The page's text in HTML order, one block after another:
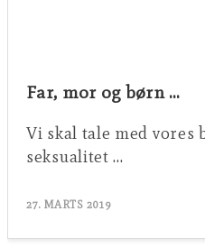
Far, mor og børn …
Vi skal tale med vores
seksualitet …
27. MARTS 2019